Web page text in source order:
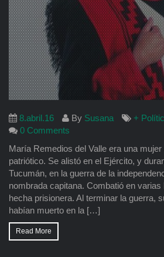
8.abril.16 By Susana +
0 Comments
María Remedios del Valle era una
patriótico. Se alistó en el Ejército, y
Tucumán, en la guerra de la
nombrada capitana. Combatió en
hecha prisionera. Al terminar la guerra,
habían muerto en la […]
Read More